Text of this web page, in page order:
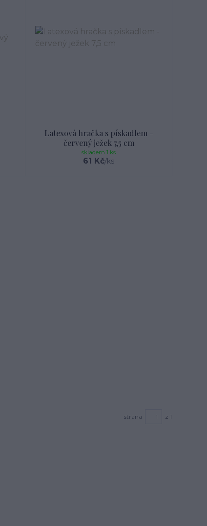
Latexová hračka s pískadlem -
červený ježek 7,5 cm
61 Kč/ks
skladem 1 ks
strana z 1